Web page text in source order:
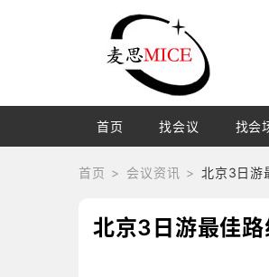
首页 找会议 找会
首页 会议资讯 北京3日游
北京3日游最佳